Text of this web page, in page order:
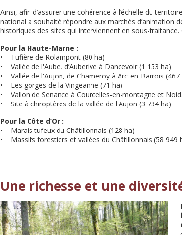
Ainsi, afin d’assurer une cohérence à l’échelle du
national a souhaité répondre aux marchés d’animation
historiques des sites qui interviennent en sous-traitance.
Pour la Haute-Marne :
• Tufière de Rolampont (80 ha)
• Vallée de l'Aube, d’Auberive à Dancevoir (1 153 ha)
• Vallée de l'Aujon, de Chameroy à Arc-en-Barrois (467
• Les gorges de la Vingeanne (71 ha)
• Vallon de Senance à Courcelles-en-montagne et
• Site à chiroptères de la vallée de l'Aujon (3 734 ha)
Pour la Côte d’Or :
• Marais tufeux du Châtillonnais (128 ha)
• Massifs forestiers et vallées du Châtillonnais (58 949
Une richesse et une